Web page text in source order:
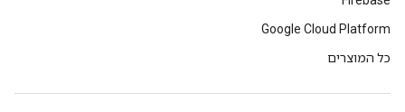
Google Cloud Platform
כל המוצרים